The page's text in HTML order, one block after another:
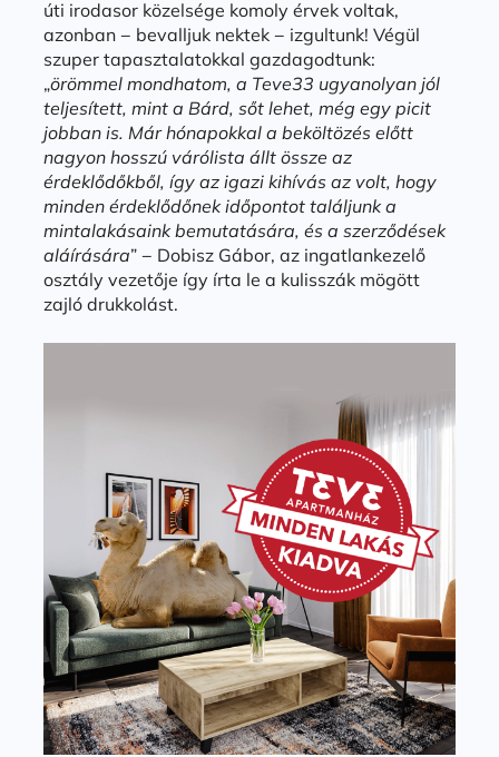
úti irodasor közelsége komoly érvek voltak,
azonban − bevalljuk nektek − izgultunk! Végül
szuper tapasztalatokkal gazdagodtunk:
„örömmel mondhatom, a Teve33 ugyanolyan jól
teljesített, mint a Bárd, sőt lehet, még egy picit
jobban is. Már hónapokkal a beköltözés előtt
nagyon hosszú várólista állt össze az
érdeklődőkből, így az igazi kihívás az volt, hogy
minden érdeklődőnek időpontot találjunk a
mintalakásaink bemutatására, és a szerződések
aláírására” − Dobisz Gábor, az ingatlankezelő
osztály vezetője így írta le a kulisszák mögött
zajló drukkolást.